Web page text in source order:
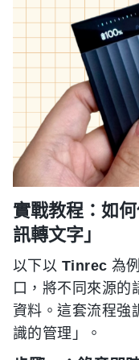
實戰教程：如
訊轉文字」
以下以 Tinrec 為
口，將不同來源的
資料。這套流程強
識的管理」。